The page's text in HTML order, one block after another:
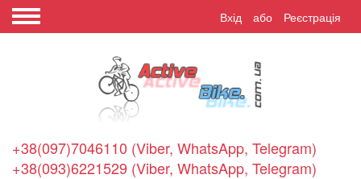
Вхід або Реєстрація
+38(097)7046110 (Viber, WhatsApp, Telegram)
+38(093)6221529 (Viber, WhatsApp, Telegram)